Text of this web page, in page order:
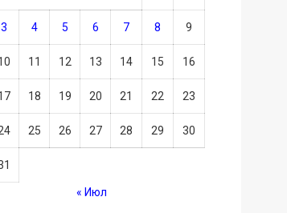
3 4 5 6 7 8 9
11 12 13 14 15 16
18 19 20 21 22 23
25 26 27 28 29 30
« Июл